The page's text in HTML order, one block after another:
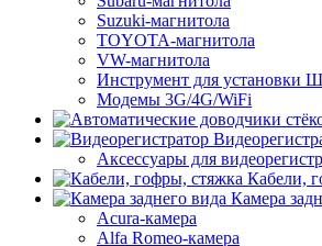
Suzuki-магнитола
TOYOTA-магнитола
VW-магнитола
Инструмент для установки
Модемы 3G/4G/WiFi
Аксессуары для
Кабели,
Камера
Acura-камера
Alfa Romeo-камера